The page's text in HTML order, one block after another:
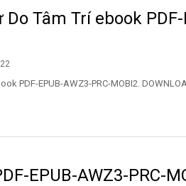
Tâm Trí ebook PDF-
PDF-EPUB-AWZ3-PRC-MOBI2.
EPUB-AWZ3-PRC-